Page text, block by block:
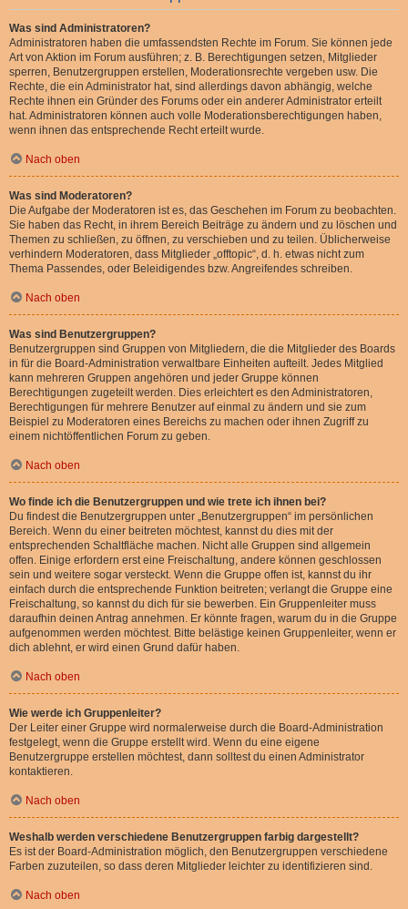
Was sind Administratoren?
Administratoren haben die umfassendsten Rechte im Forum. Sie können jede
Art von Aktion im Forum ausführen; z. B. Berechtigungen setzen, Mitglieder
sperren, Benutzergruppen erstellen, Moderationsrechte vergeben usw. Die
Rechte, die ein Administrator hat, sind allerdings davon abhängig, welche
Rechte ihnen ein Gründer des Forums oder ein anderer Administrator erteilt
hat. Administratoren können auch volle Moderationsberechtigungen haben,
wenn ihnen das entsprechende Recht erteilt wurde.
Nach oben
Was sind Moderatoren?
Die Aufgabe der Moderatoren ist es, das Geschehen im Forum zu beobachten.
Sie haben das Recht, in ihrem Bereich Beiträge zu ändern und zu löschen und
Themen zu schließen, zu öffnen, zu verschieben und zu teilen. Üblicherweise
verhindern Moderatoren, dass Mitglieder „offtopic“, d. h. etwas nicht zum
Thema Passendes, oder Beleidigendes bzw. Angreifendes schreiben.
Nach oben
Was sind Benutzergruppen?
Benutzergruppen sind Gruppen von Mitgliedern, die die Mitglieder des Boards
in für die Board-Administration verwaltbare Einheiten aufteilt. Jedes Mitglied
kann mehreren Gruppen angehören und jeder Gruppe können
Berechtigungen zugeteilt werden. Dies erleichtert es den Administratoren,
Berechtigungen für mehrere Benutzer auf einmal zu ändern und sie zum
Beispiel zu Moderatoren eines Bereichs zu machen oder ihnen Zugriff zu
einem nichtöffentlichen Forum zu geben.
Nach oben
Wo finde ich die Benutzergruppen und wie trete ich ihnen bei?
Du findest die Benutzergruppen unter „Benutzergruppen“ im persönlichen
Bereich. Wenn du einer beitreten möchtest, kannst du dies mit der
entsprechenden Schaltfläche machen. Nicht alle Gruppen sind allgemein
offen. Einige erfordern erst eine Freischaltung, andere können geschlossen
sein und weitere sogar versteckt. Wenn die Gruppe offen ist, kannst du ihr
einfach durch die entsprechende Funktion beitreten; verlangt die Gruppe eine
Freischaltung, so kannst du dich für sie bewerben. Ein Gruppenleiter muss
daraufhin deinen Antrag annehmen. Er könnte fragen, warum du in die Gruppe
aufgenommen werden möchtest. Bitte belästige keinen Gruppenleiter, wenn er
dich ablehnt, er wird einen Grund dafür haben.
Nach oben
Wie werde ich Gruppenleiter?
Der Leiter einer Gruppe wird normalerweise durch die Board-Administration
festgelegt, wenn die Gruppe erstellt wird. Wenn du eine eigene
Benutzergruppe erstellen möchtest, dann solltest du einen Administrator
kontaktieren.
Nach oben
Weshalb werden verschiedene Benutzergruppen farbig dargestellt?
Es ist der Board-Administration möglich, den Benutzergruppen verschiedene
Farben zuzuteilen, so dass deren Mitglieder leichter zu identifizieren sind.
Nach oben